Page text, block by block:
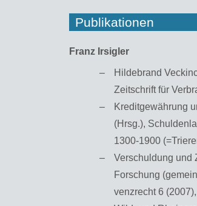
Publikationen
Franz Ir­sig­ler
Hil­de­brand
Zeit­schrift für
Kre­dit­ge­wäh­rung
(Hrsg.),
1300-1900
Ver­schul­dung und
For­schung
venz­recht 6